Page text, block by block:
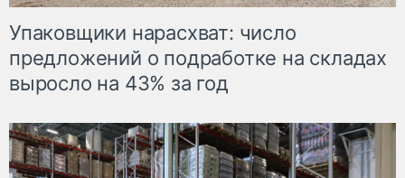
Упаковщики нарасхват: число
предложений о подработке на складах
выросло на 43% за год